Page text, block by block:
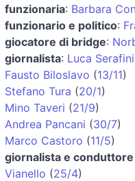
funzionaria: Barbara
funzionario e politico:
giocatore di bridge:
giornalista: Luca Serafini
Fausto Biloslavo (13/11)
Stefano Tura (20/1)
Mino Taveri (21/9)
Andrea Pancani (30/7)
Marco Castoro (11/5)
giornalista e
Vianello (25/4)